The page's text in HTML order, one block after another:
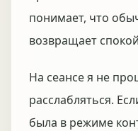
понимает, что
возвращает
На сеансе я не
расслабляться.
была в режиме